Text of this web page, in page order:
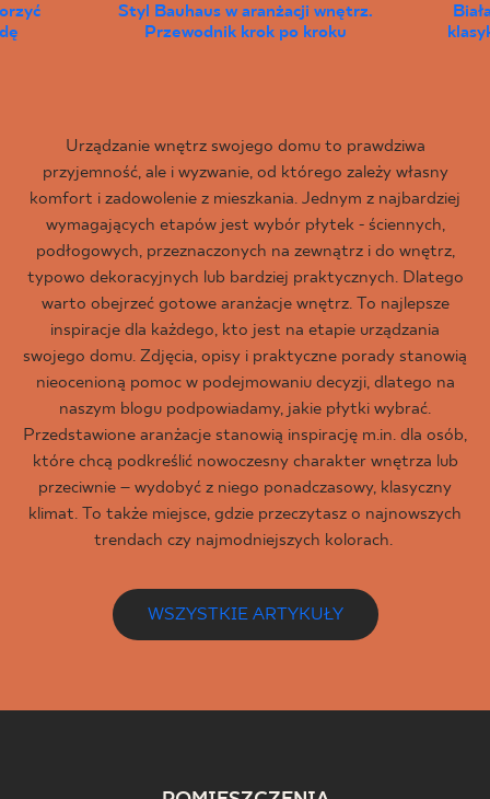
Styl Bauhaus w aranżacji wnętrz.
Przewodnik krok po kroku
Urządzanie wnętrz swojego domu to prawdziwa
przyjemność, ale i wyzwanie, od którego zależy własny
komfort i zadowolenie z mieszkania. Jednym z najbardziej
wymagających etapów jest wybór płytek - ściennych,
podłogowych, przeznaczonych na zewnątrz i do wnętrz,
typowo dekoracyjnych lub bardziej praktycznych. Dlatego
warto obejrzeć gotowe aranżacje wnętrz. To najlepsze
inspiracje dla każdego, kto jest na etapie urządzania
swojego domu. Zdjęcia, opisy i praktyczne porady stanowią
nieocenioną pomoc w podejmowaniu decyzji, dlatego na
naszym blogu podpowiadamy, jakie płytki wybrać.
Przedstawione aranżacje stanowią inspirację m.in. dla osób,
które chcą podkreślić nowoczesny charakter wnętrza lub
przeciwnie – wydobyć z niego ponadczasowy, klasyczny
klimat. To także miejsce, gdzie przeczytasz o najnowszych
trendach czy najmodniejszych kolorach.
WSZYSTKIE ARTYKUŁY